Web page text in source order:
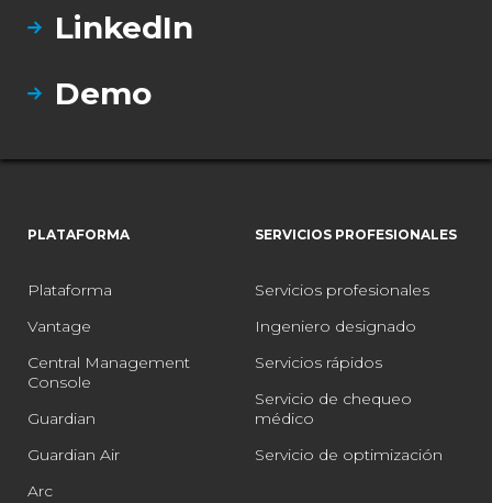
LinkedIn
Demo
PLATAFORMA
Plataforma
Vantage
Central Management
Console
Guardian
Guardian Air
Arc
SERVICIOS PROFESIONALES
Servicios profesionales
Ingeniero designado
Servicios rápidos
Servicio de chequeo
médico
Servicio de optimización